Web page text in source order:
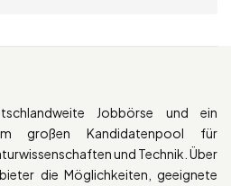
Jobbörse und ein
großen Kandidatenpool für
und Technik. Über
die Möglichkeiten, geeignete